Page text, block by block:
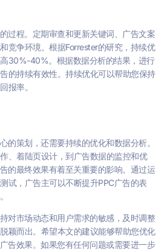
过程。定期审查和更新关键词、广告文案
竞争环境。根据Forrester的研究，持续优
30%-40%。根据数据分析的结果，进行
的持续有效性。持续优化可以帮助您保持
报率。
的策划，还需要持续的优化和数据分析。
、着陆页设计，到广告数据的监控和优
的最终效果有着至关重要的影响。通过运
试，广告主可以不断提升PPC广告的表
对市场动态和用户需求的敏感，及时调整
颖而出。希望本文的建议能够帮助您优化
告效果。如果您有任何问题或需要进一步